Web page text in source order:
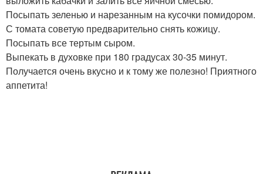
Посыпать зеленью и нарезанным на кусочки помидором.
С томата советую предварительно снять кожицу.
Посыпать все тертым сыром.
Выпекать в духовке при 180 градусах 30-35 минут.
Получается очень вкусно и к тому же полезно! Приятного
аппетита!